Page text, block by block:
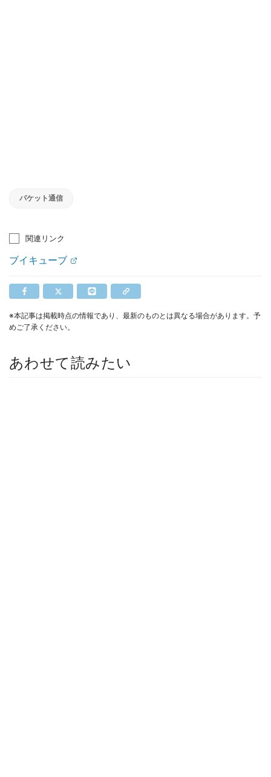
パケット通信
関連リンク
ブイキューブ
※本記事は掲載時点の情報であり、最新のものとは異なる場合があります。予
めご了承ください。
あわせて読みたい